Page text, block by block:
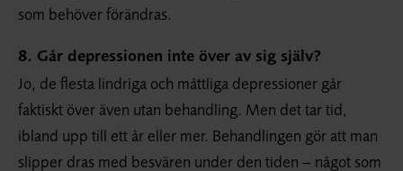
som behöver förändras.
8. Går depressionen inte över av sig själv?
Jo, de flesta lindriga och måttliga depressioner går
faktiskt över även utan behandling. Men det tar tid,
ibland upp till ett år eller mer. Behandlingen gör att man
slipper dras med besvären under den tiden – något som